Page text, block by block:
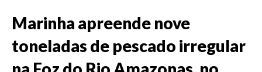
Marinha apreende nove
toneladas de pescado irregular